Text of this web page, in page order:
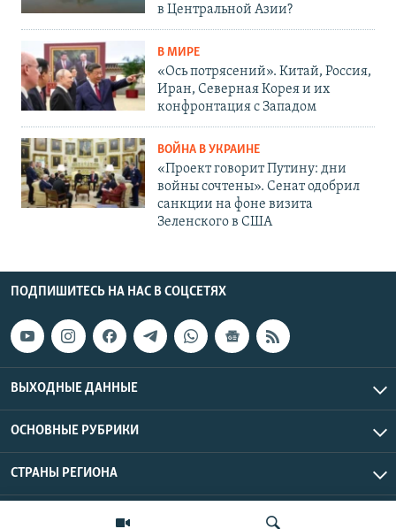
в Центральной Азии?
В МИРЕ
«Ось потрясений». Китай, Россия,
Иран, Северная Корея и их
конфронтация с Западом
ВОЙНА В УКРАИНЕ
«Проект говорит Путину: дни
войны сочтены». Сенат одобрил
санкции на фоне визита
Зеленского в США
ПОДПИШИТЕСЬ НА НАС В СОЦСЕТЯХ
ВЫХОДНЫЕ ДАННЫЕ
ОСНОВНЫЕ РУБРИКИ
СТРАНЫ РЕГИОНА
Азаттык Азия © 2026 RFE/RL, Inc. | Все права защищены.